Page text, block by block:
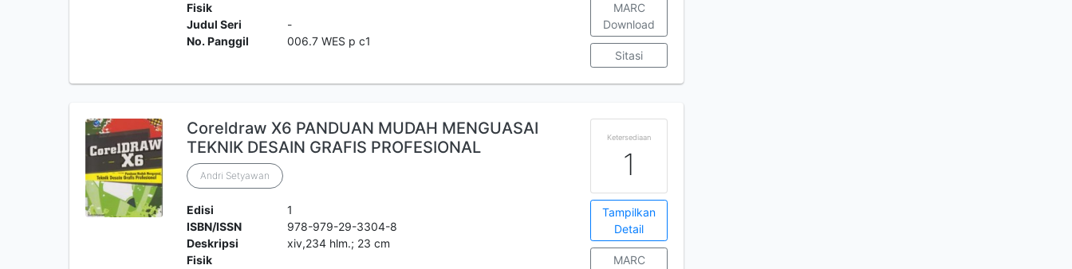
Fisik
Judul Seri
-
No. Panggil
006.7 WES p c1
MARC
Download
Sitasi
Coreldraw X6 PANDUAN MUDAH MENGUASAI
TEKNIK DESAIN GRAFIS PROFESIONAL
Andri Setyawan
Edisi
1
ISBN/ISSN
978-979-29-3304-8
Deskripsi
Fisik
xiv,234 hlm.; 23 cm
Ketersediaan
1
Tampilkan
Detail
MARC